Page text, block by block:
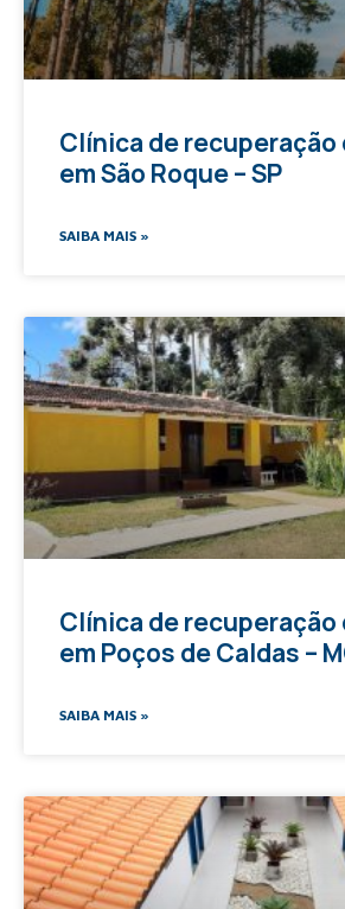
Clínica de recuperação
em São Roque – SP
SAIBA MAIS »
Clínica de recuperação
em Poços de Caldas –
SAIBA MAIS »